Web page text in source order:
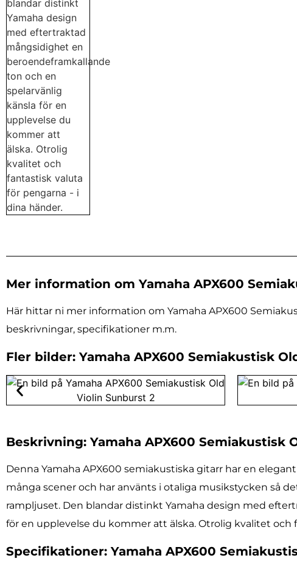
Mer information om Yamaha APX600
Här hittar ni mer information om Yamaha APX600
beskrivningar, specifikationer m.m.
Fler bilder: Yamaha APX600 Semiakustisk
Beskrivning: Yamaha APX600 Semiakustisk
Denna Yamaha APX600 semiakustiska gitarr har en
många scener och har använts i otaliga musikstycken så
rampljuset. Den blandar distinkt Yamaha design med
för en upplevelse du kommer att älska. Otrolig kvalitet och
Specifikationer: Yamaha APX600